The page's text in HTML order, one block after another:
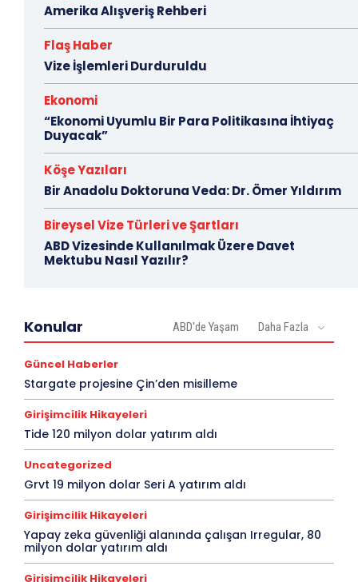
Amerika Alışveriş Rehberi
Flaş Haber
Vize İşlemleri Durduruldu
Ekonomi
“Ekonomi Uyumlu Bir Para Politikasına İhtiyaç
Duyacak”
Köşe Yazıları
Bir Anadolu Doktoruna Veda: Dr. Ömer Yıldırım
Bireysel Vize Türleri ve Şartları
ABD Vizesinde Kullanılmak Üzere Davet
Mektubu Nasıl Yazılır?
Konular ABD'de Yaşam Daha Fazla
Güncel Haberler
Stargate projesine Çin’den misilleme
Girişimcilik Hikayeleri
Tide 120 milyon dolar yatırım aldı
Uncategorized
Grvt 19 milyon dolar Seri A yatırım aldı
Girişimcilik Hikayeleri
Yapay zeka güvenliği alanında çalışan Irregular, 80
milyon dolar yatırım aldı
Girişimcilik Hikayeleri